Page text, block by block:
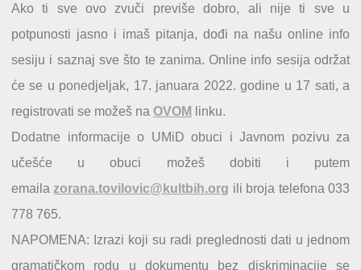
Ako ti sve ovo zvuči previše dobro, ali nije ti sve u
potpunosti jasno i imaš pitanja, dođi na našu online info
sesiju i saznaj sve što te zanima. Online info sesija održat
će se u ponedjeljak, 17. januara 2022. godine u 17 sati, a
registrovati se možeš na OVOM
linku.
Dodatne informacije o UMiD obuci i Javnom pozivu za
učešće u obuci možeš dobiti i putem
emaila zorana.tovilovic@kultbih.org ili broja telefona 033
778 765.
NAPOMENA: Izrazi koji su radi preglednosti dati u jednom
gramatičkom rodu u dokumentu bez diskriminacije se